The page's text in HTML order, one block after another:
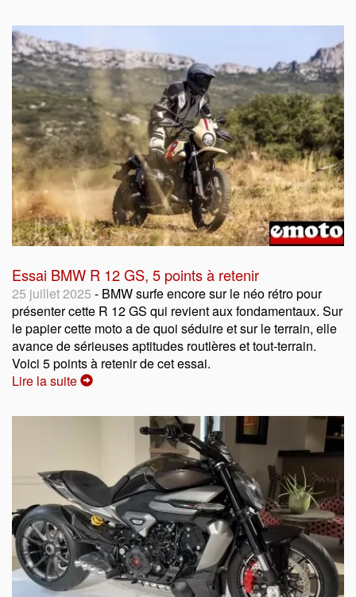
Essai BMW R 12 GS, 5 points à retenir
25 juillet 2025 - BMW surfe encore sur le néo rétro pour
présenter cette R 12 GS qui revient aux fondamentaux. Sur
le papier cette moto a de quoi séduire et sur le terrain, elle
avance de sérieuses aptitudes routières et tout-terrain.
Voici 5 points à retenir de cet essai.
Lire la suite